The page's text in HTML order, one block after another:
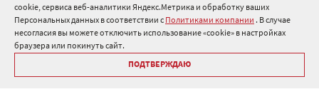
cookie, сервиса веб-аналитики Яндекс.Метрика и обработку ваших
Персональных данных в соответствии с Политиками компании . В случае
несогласия вы можете отключить использование «cookie» в настройках
браузера или покинуть сайт.
ПОДТВЕРЖДАЮ
info@onduline.ru
Россия Беларусь Казахстан